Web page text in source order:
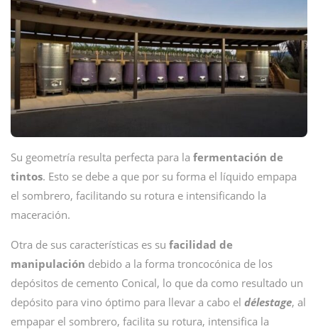
Su geometría resulta perfecta para la fermentación de
tintos. Esto se debe a que por su forma el líquido empapa
el sombrero, facilitando su rotura e intensificando la
maceración.
Otra de sus características es su facilidad de
manipulación debido a la forma troncocónica de los
depósitos de cemento Conical, lo que da como resultado un
depósito para vino óptimo para llevar a cabo el délestage, al
empapar el sombrero, facilita su rotura, intensifica la